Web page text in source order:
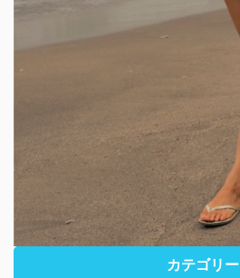
カテゴリー